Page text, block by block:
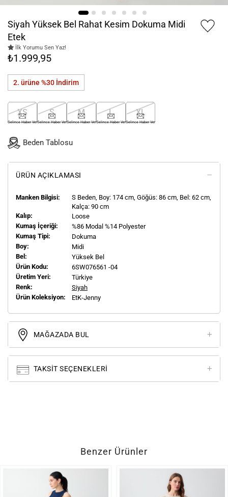
Siyah Yüksek Bel Rahat Kesim Dokuma Midi
Etek
İlk Yorumu Sen Yaz!
₺1.999,95
2. ürüne %30 İndirim
XS
Gelince Haber Ver
S
Gelince Haber Ver
M
Gelince Haber Ver
L
Gelince Haber Ver
XL
Gelince Haber Ver
Beden Tablosu
ÜRÜN AÇIKLAMASI
Manken Bilgisi: S Beden, Boy: 174 cm, Göğüs: 86 cm, Bel: 62 cm,
Kalça: 90 cm
Kalıp:
Loose
Kumaş İçeriği:
%86 Modal %14 Polyester
Kumaş Tipi:
Dokuma
Boy:
Midi
Bel:
Yüksek Bel
Ürün Kodu:
6SW076561 -04
Üretim Yeri:
Türkiye
Renk:
Siyah
Ürün Koleksiyon:
EtK-Jenny
MAĞAZADA BUL
TAKSIT SEÇENEKLERI
Benzer Ürünler